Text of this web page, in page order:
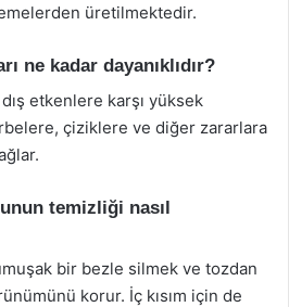
üretilmektedir.
ne kadar dayanıklıdır?
etkenlere karşı yüksek
çiziklere ve diğer zararlara
temizliği nasıl
bir bezle silmek ve tozdan
korur. İç kısım için de